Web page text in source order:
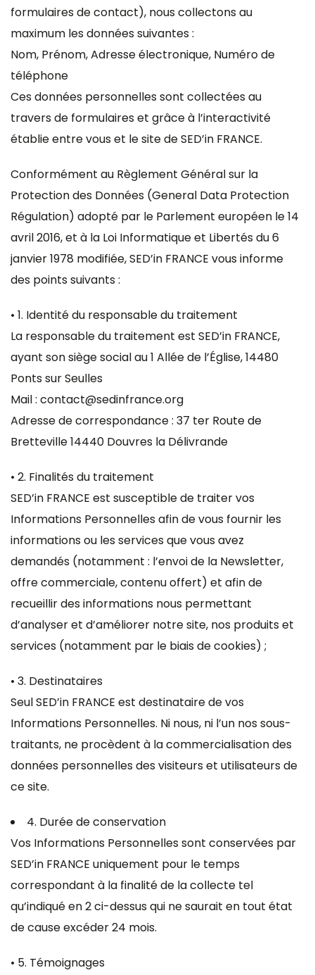
formulaires de contact), nous collectons au
maximum les données suivantes :
Nom, Prénom, Adresse électronique, Numéro de
téléphone
Ces données personnelles sont collectées au
travers de formulaires et grâce à l’interactivité
établie entre vous et le site de SED’in FRANCE.
Conformément au Règlement Général sur la
Protection des Données (General Data Protection
Régulation) adopté par le Parlement européen le 14
avril 2016, et à la Loi Informatique et Libertés du 6
janvier 1978 modifiée, SED’in FRANCE vous informe
des points suivants :
• 1. Identité du responsable du traitement
La responsable du traitement est SED’in FRANCE,
ayant son siège social au 1 Allée de l’Église, 14480
Ponts sur Seulles
Mail : contact@sedinfrance.org
Adresse de correspondance : 37 ter Route de
Bretteville 14440 Douvres la Délivrande
• 2. Finalités du traitement
SED’in FRANCE est susceptible de traiter vos
Informations Personnelles afin de vous fournir les
informations ou les services que vous avez
demandés (notamment : l’envoi de la Newsletter,
offre commerciale, contenu offert) et afin de
recueillir des informations nous permettant
d’analyser et d’améliorer notre site, nos produits et
services (notamment par le biais de cookies) ;
• 3. Destinataires
Seul SED’in FRANCE est destinataire de vos
Informations Personnelles. Ni nous, ni l’un nos sous-
traitants, ne procèdent à la commercialisation des
données personnelles des visiteurs et utilisateurs de
ce site.
4. Durée de conservation
Vos Informations Personnelles sont conservées par
SED’in FRANCE uniquement pour le temps
correspondant à la finalité de la collecte tel
qu’indiqué en 2 ci-dessus qui ne saurait en tout état
de cause excéder 24 mois.
• 5. Témoignages